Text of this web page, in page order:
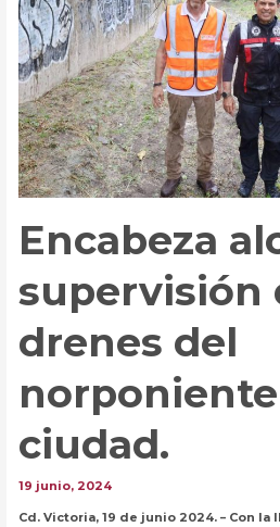
Encabeza
supervisión
drenes del
ciudad.
19 junio, 2024
Cd. Victoria, 19 de junio 2024. – Con